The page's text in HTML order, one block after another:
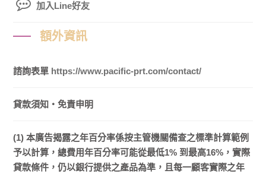
加入Line好友
額外資訊
諮詢表單 https://www.pacific-prt.com/contact/
貸款須知・免責申明
(1) 本廣告揭露之年百分率係按主管機關備查之標準計算範例
予以計算，總費用年百分率可能從最低1% 到最高16%，實際
貸款條件，仍以銀行提供之產品為準，且每一顧客實際之年